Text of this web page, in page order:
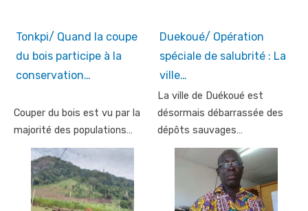
Tonkpi/ Quand la coupe
du bois participe à la
conservation…
Couper du bois est vu par la
majorité des populations…
Duekoué/ Opération
spéciale de salubrité : La
ville…
La ville de Duékoué est
désormais débarrassée des
dépôts sauvages…